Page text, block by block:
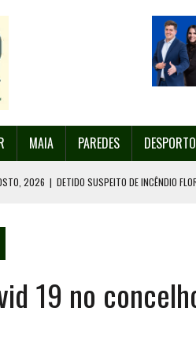
MAIA PAREDES DESPORTO
2026 | DETIDO SUSPEITO DE INCÊNDIO
– FAFE: PJ DETÉM SUSPEITA DE ATEAR FOGO COM
CIDADE DE VALONGO E 13º ENCONTRO
19 no